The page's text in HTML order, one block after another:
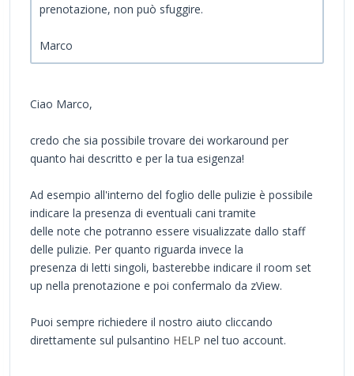
prenotazione, non può sfuggire.
Marco
Ciao Marco,
credo che sia possibile trovare dei workaround per
quanto hai descritto e per la tua esigenza!
Ad esempio all'interno del foglio delle pulizie è possibile
indicare la presenza di eventuali cani tramite
delle note che potranno essere visualizzate dallo staff
delle pulizie. Per quanto riguarda invece la
presenza di letti singoli, basterebbe indicare il room set
up nella prenotazione e poi confermalo da zView.
Puoi sempre richiedere il nostro aiuto cliccando
direttamente sul pulsantino HELP nel tuo account.